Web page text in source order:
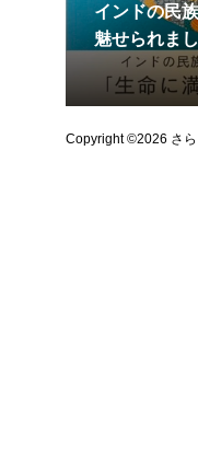
インドの民
魅せられま
Copyright ©2026 さ